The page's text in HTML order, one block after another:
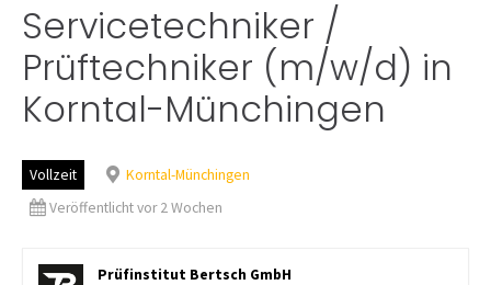
Servicetechniker /
Prüftechniker (m/w/d) in
Korntal-Münchingen
Vollzeit
Korntal-Münchingen
Veröffentlicht vor 2 Wochen
Prüfinstitut Bertsch GmbH